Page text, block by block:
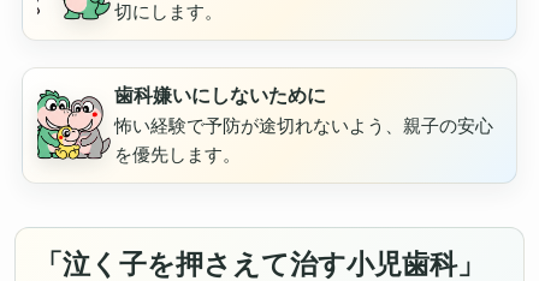
切にします。
歯科嫌いにしないために
怖い経験で予防が途切れないよう、親子の安心
を優先します。
「泣く子を押さえて治す小児歯科」